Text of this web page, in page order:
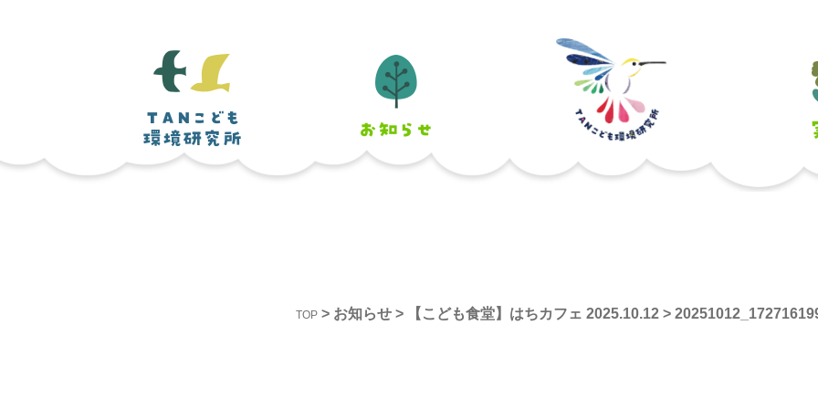
TOP > お知らせ > 【こども食堂】はちカフェ 2025.10.12 >